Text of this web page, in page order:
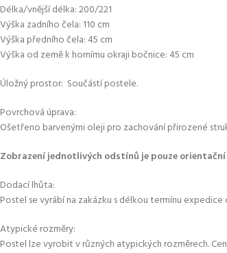
Délka/vnější délka: 200/221
Výška zadního čela: 110 cm
Výška předního čela: 45 cm
Výška od země k hornímu okraji bočnice: 45 cm
Úložný prostor: Součástí postele.
Povrchová úprava:
Ošetřeno barvenými oleji pro zachování přirozené
Zobrazení jednotlivých odstínů je pouze
Dodací lhůta:
Postel se vyrábí na zakázku s délkou termínu
Atypické rozměry:
Postel lze vyrobit v různých atypických rozměrech.